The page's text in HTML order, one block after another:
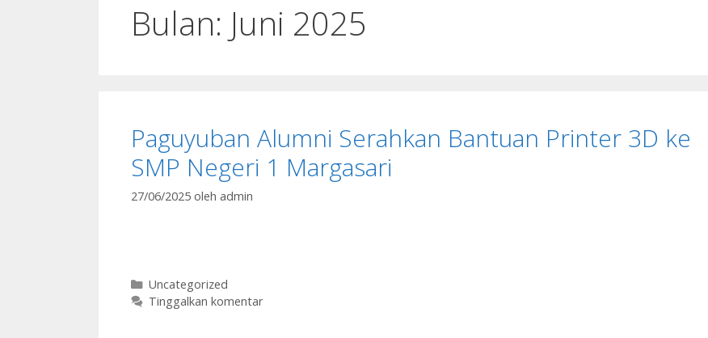
Bulan: Juni 2025
Paguyuban Alumni Serahkan Bantuan Printer 3D ke
SMP Negeri 1 Margasari
27/06/2025 oleh admin
Kategori
Uncategorized
Tinggalkan komentar